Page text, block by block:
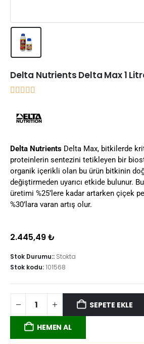
Delta Nutrients Delta Max 1
Delta Nutrients Delta Max, bitkilerde
proteinlerin sentezini tetikleyen bir
organik içerikli olan bu ürün bitkinin
değiştirmeden uyarıcı etkide bulunur.
üretimi %25’lere kadar artarken çiçek
%30’lara varan artış olur.
2.445,49₺
Stok Durumu:: Stokta
Stok kodu:101568
SEPETE EKLE
HEMEN AL